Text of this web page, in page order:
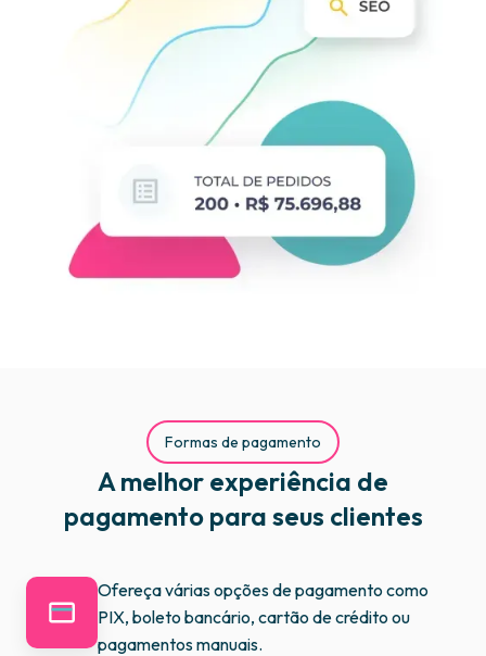
Formas de pagamento
A melhor experiência de
pagamento para seus clientes
Ofereça várias opções de pagamento como
PIX, boleto bancário, cartão de crédito ou
pagamentos manuais.